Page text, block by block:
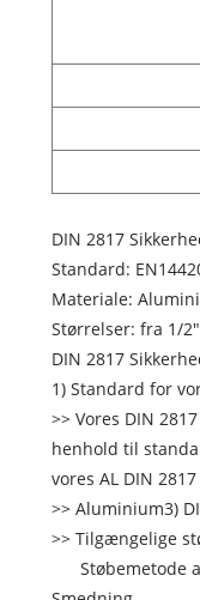
DIN 2817
Standard:
Materiale:
Størrelser: fra 1/
DIN 2817
1) Standard for
>> Vores DIN
henhold til
vores AL DIN
>> Aluminium3)
>> Tilgængelige
Støbemetode